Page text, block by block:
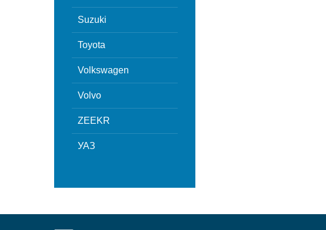
Suzuki
Toyota
Volkswagen
Volvo
ZEEKR
УАЗ